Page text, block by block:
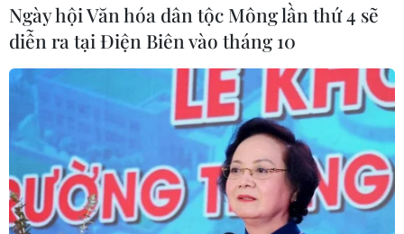
Ngày hội Văn hóa dân tộc Mông lần thứ 4 sẽ
diễn ra tại Điện Biên vào tháng 10